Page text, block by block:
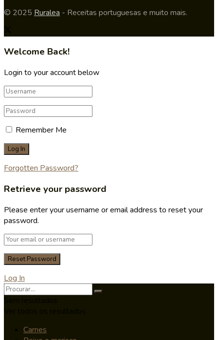
© 2025 Ruralea - Receitas portuguesas e muito mais.
Welcome Back!
Login to your account below
Remember Me
Forgotten Password?
Retrieve your password
Please enter your username or email address to reset your
password.
Log In
Carnes